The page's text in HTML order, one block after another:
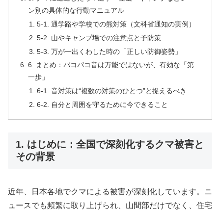
ン別の具体的な行動マニュアル
5-1. 通学路や学校での熊対策（文科省通知の実例）
5-2. 山やキャンプ場での注意点と予防策
5-3. 万が一出くわした時の「正しい防御姿勢」
6. まとめ：パコパコ音は万能ではないが、有効な「第
一歩」
6-1. 音対策は“複数の対策のひとつ”と捉えるべき
6-2. 自分と周囲を守るために今できること
1. はじめに：全国で深刻化するクマ被害と
その背景
近年、日本各地でクマによる被害が深刻化しています。ニ
ュースでも頻繁に取り上げられ、山間部だけでなく、住宅